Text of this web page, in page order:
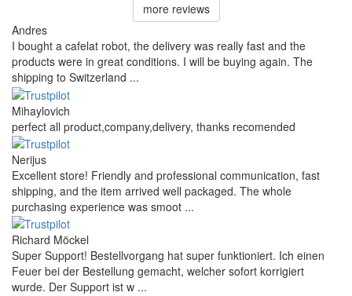
more reviews
Andres
I bought a cafelat robot, the delivery was really fast and the
products were in great conditions. I will be buying again. The
shipping to Switzerland ...
Mihaylovich
perfect all product,company,delivery, thanks recomended
Nerijus
Excellent store! Friendly and professional communication, fast
shipping, and the item arrived well packaged. The whole
purchasing experience was smoot ...
Richard Möckel
Super Support! Bestellvorgang hat super funktioniert. Ich einen
Feuer bei der Bestellung gemacht, welcher sofort korrigiert
wurde. Der Support ist w ...